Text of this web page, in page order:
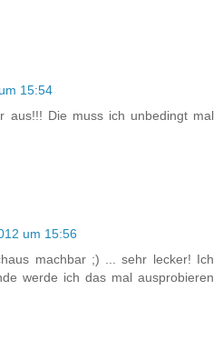
15:54
aus!!! Die muss ich unbedingt mal
um 15:56
machbar ;) ... sehr lecker! Ich
werde ich das mal ausprobieren